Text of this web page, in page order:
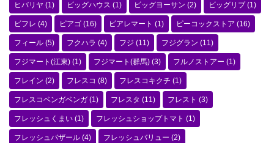
ヒバリヤ (1) ビッグハウス (1) ビッグヨーサン (2) ビッグリブ (1)
ビフレ (4) ピアゴ (16) ピアレマート (1) ピーコックストア (16)
フィール (5) フクハラ (4) フジ (11) フジグラン (11)
フジマート(江東) (1) フジマート(群馬) (3) フルノストアー (1)
フレイン (2) フレスコ (8) フレスコキクチ (1)
フレスコベンガベンガ (1) フレスタ (11) フレスト (3)
フレッシュくまい (1) フレッシュショップトマト (1)
フレッシュバザール (4) フレッシュバリュー (2)